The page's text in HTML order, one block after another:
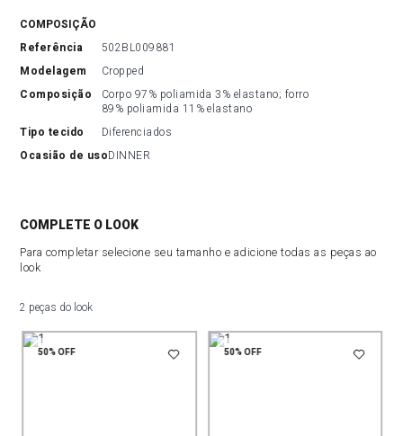
COMPOSIÇÃO
referência
502BL009881
modelagem
Cropped
composição
Corpo 97% poliamida 3% elastano; forro
89% poliamida 11% elastano
tipo tecido
Diferenciados
ocasião de usoDINNER
COMPLETE O LOOK
Para completar selecione seu tamanho e adicione todas as peças ao
look
2 peças do look
50%OFF 50%OFF